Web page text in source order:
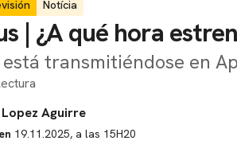
Notícia
| ¿A qué hora
está transmitiéndose en
Aguirre
19.11.2025, a las 15H20